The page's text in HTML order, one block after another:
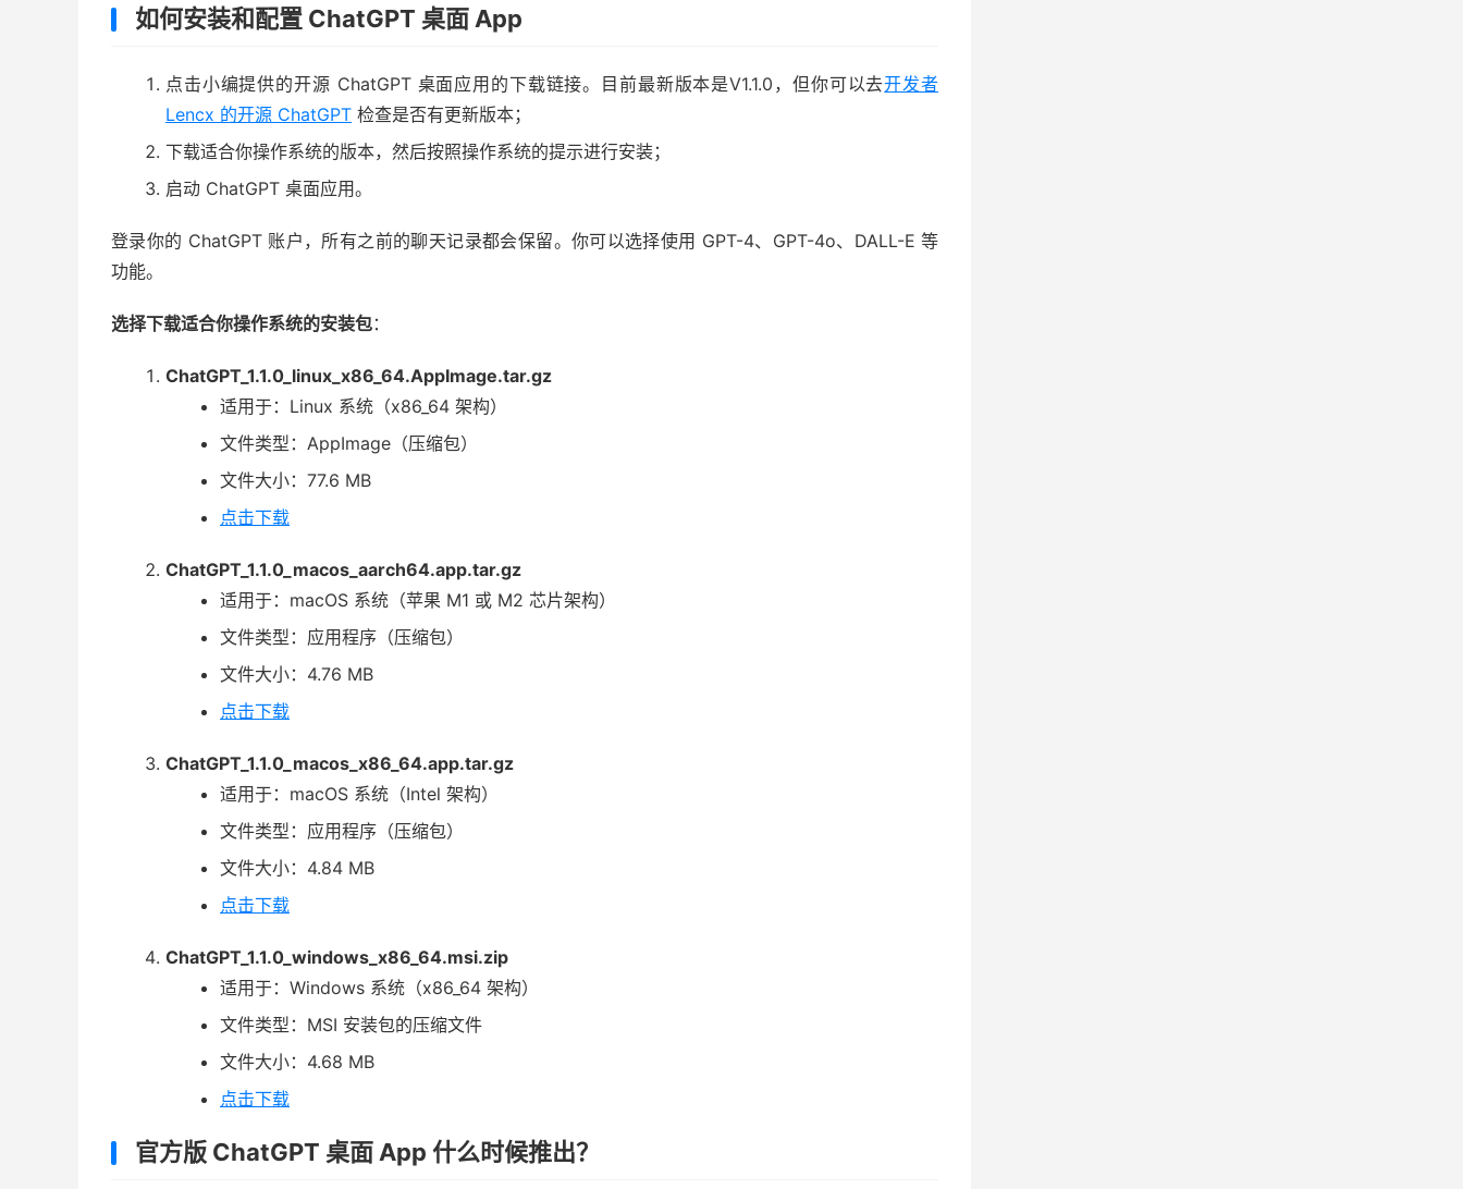
如何安装和配置 ChatGPT 桌面 App
点击小编提供的开源 ChatGPT 桌面应用的下载链接。目前最新版本是V1.1.0，但你可以去开发者
Lencx 的开源 ChatGPT 检查是否有更新版本；
下载适合你操作系统的版本，然后按照操作系统的提示进行安装；
启动 ChatGPT 桌面应用。
登录你的 ChatGPT 账户，所有之前的聊天记录都会保留。你可以选择使用 GPT-4、GPT-4o、DALL-E 等
功能。
选择下载适合你操作系统的安装包：
ChatGPT_1.1.0_linux_x86_64.AppImage.tar.gz
适用于：Linux 系统（x86_64 架构）
文件类型：AppImage（压缩包）
文件大小：77.6 MB
点击下载
ChatGPT_1.1.0_macos_aarch64.app.tar.gz
适用于：macOS 系统（苹果 M1 或 M2 芯片架构）
文件类型：应用程序（压缩包）
文件大小：4.76 MB
点击下载
ChatGPT_1.1.0_macos_x86_64.app.tar.gz
适用于：macOS 系统（Intel 架构）
文件类型：应用程序（压缩包）
文件大小：4.84 MB
点击下载
ChatGPT_1.1.0_windows_x86_64.msi.zip
适用于：Windows 系统（x86_64 架构）
文件类型：MSI 安装包的压缩文件
文件大小：4.68 MB
点击下载
官方版 ChatGPT 桌面 App 什么时候推出？